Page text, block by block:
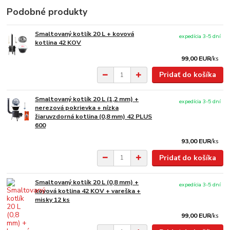
Podobné produkty
Smaltovaný kotlík 20 L + kovová
kotlina 42 KOV
99,00 EUR/ks
expedícia 3-5 dní
Pridať do košíka
Smaltovaný kotlík 20 L (1,2 mm) +
nerezová pokrievka + nízka
žiaruvzdorná kotlina (0,8 mm) 42 PLUS
600
93,00 EUR/ks
expedícia 3-5 dní
Pridať do košíka
Smaltovaný kotlík 20 L (0,8 mm) +
kovová kotlina 42 KOV + vareška +
misky 12 ks
99,00 EUR/ks
expedícia 3-5 dní